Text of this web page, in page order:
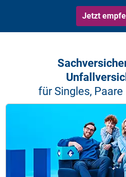
Jetzt
für Singles,